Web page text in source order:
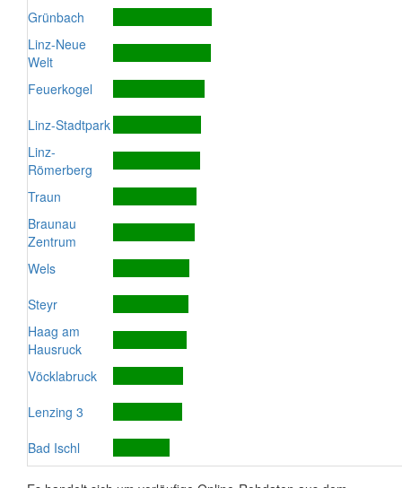
Grünbach
Linz-Neue
Welt
Feuerkogel
Linz-Stadtpark
Linz-
Römerberg
Traun
Braunau
Zentrum
Wels
Steyr
Haag am
Hausruck
Vöcklabruck
Lenzing 3
Bad Ischl